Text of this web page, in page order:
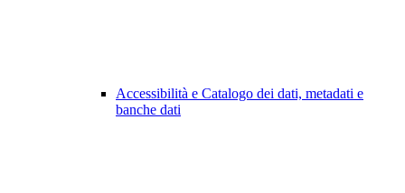
Accessibilità e Catalogo dei dati, metadati e
banche dati